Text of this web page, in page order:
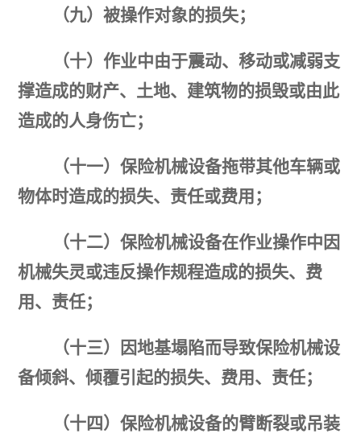
（九）被操作对象的损失；
（十）作业中由于震动、移动或减弱支
撑造成的财产、土地、建筑物的损毁或由此
造成的人身伤亡；
（十一）保险机械设备拖带其他车辆或
物体时造成的损失、责任或费用；
（十二）保险机械设备在作业操作中因
机械失灵或违反操作规程造成的损失、费
用、责任；
（十三）因地基塌陷而导致保险机械设
备倾斜、倾覆引起的损失、费用、责任；
（十四）保险机械设备的臂断裂或吊装